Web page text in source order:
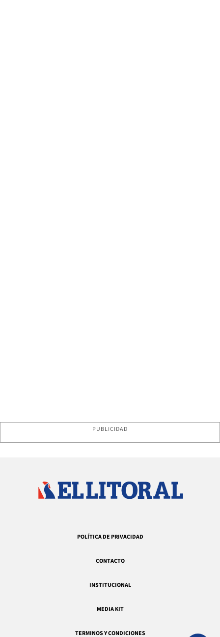
PUBLICIDAD
POLÍTICA DE PRIVACIDAD
CONTACTO
INSTITUCIONAL
MEDIA KIT
TERMINOS Y CONDICIONES